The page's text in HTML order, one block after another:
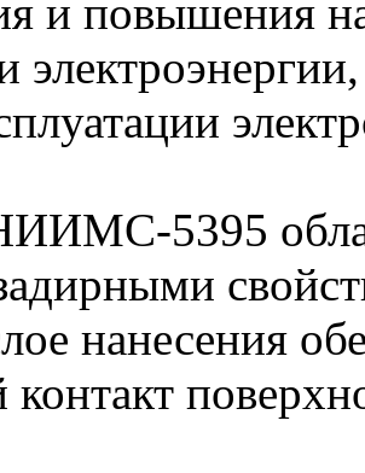
и повышения
5395
нанесения